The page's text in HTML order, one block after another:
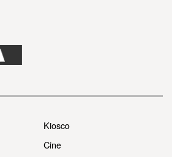
Kiosco
Cine